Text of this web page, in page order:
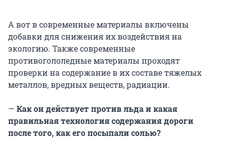
А вот в современные материалы включены
добавки для снижения их воздействия на
экологию. Также современные
противогололедные материалы проходят
проверки на содержание в их составе тяжелых
металлов, вредных веществ, радиации.
— Как он действует против льда и какая
правильная технология содержания дороги
после того, как его посыпали солью?